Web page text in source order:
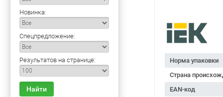
Новинка:
Спецпредложение:
Результатов на странице:
Найти
Норма упаковки
Страна
EAN-код